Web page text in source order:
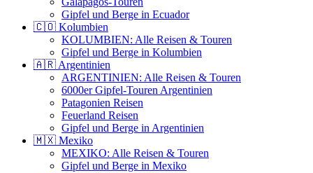
Gipfel und Berge in Ecuador
🇨🇴 Kolumbien
KOLUMBIEN: Alle Reisen & Touren
Gipfel und Berge in Kolumbien
🇦🇷 Argentinien
ARGENTINIEN: Alle Reisen & Touren
6000er Gipfel-Touren Argentinien
Patagonien Reisen
Feuerland Reisen
Gipfel und Berge in Argentinien
🇲🇽 Mexiko
MEXIKO: Alle Reisen & Touren
Gipfel und Berge in Mexiko